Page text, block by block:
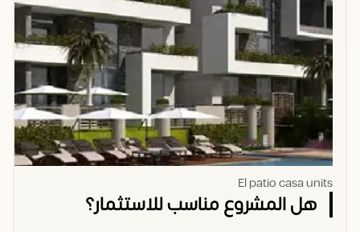
El patio casa units
هل المشروع مناسب للاستثمار؟